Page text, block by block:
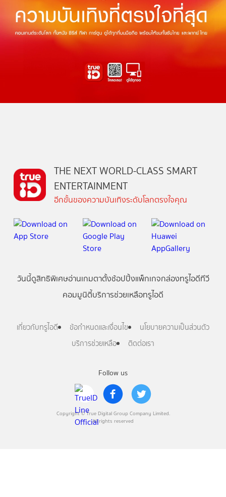
Follow us
Copyright © True Digital Group Company Limited.
All rights reserved
THE NEXT WORLD-CLASS SMART
ENTERTAINMENT
อีกขั้นของความบันเทิงระดับโลกตรงใจคุณ
วันนี้ดูสิทธิพิเศษอ่านเกมตาตั้งช้อปปิ้งแพ็กเกจกล่องทรูไอดีทีวี
คอมมูนิตี้บริการช่วยเหลือทรูไอดี
เกี่ยวกับทรูไอดี ข้อกำหนดและเงื่อนไข
นโยบายความเป็นส่วนตัว
บริการช่วยเหลือ
ติดต่อเรา